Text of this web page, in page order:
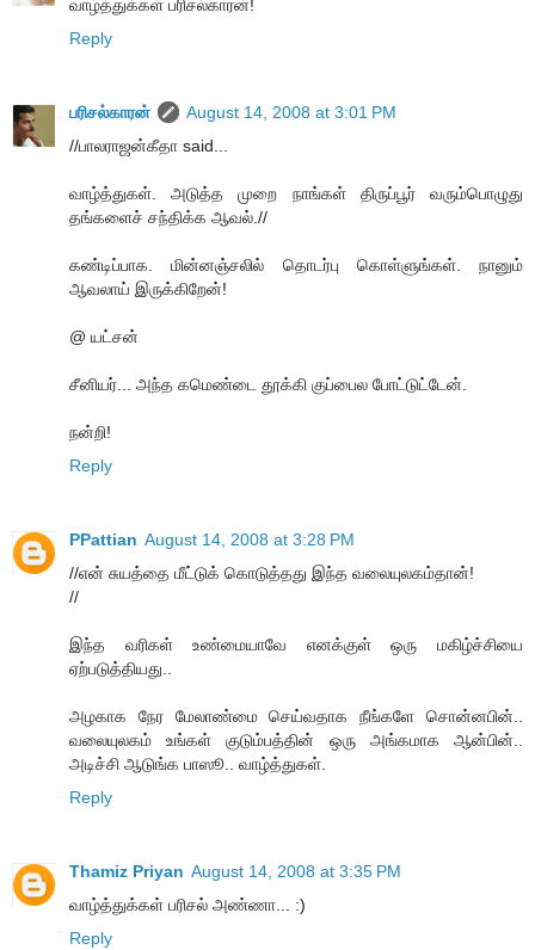
வாழ்த்துக்கள் பரிசல்காரன்!
Reply
பரிசல்காரன்
August 14, 2008 at 3:01 PM
//பாலராஜன்கீதா said...
வாழ்த்துகள். அடுத்த முறை நாங்கள் திருப்பூர் வரும்பொழுது
தங்களைச் சந்திக்க ஆவல்.//
கண்டிப்பாக. மின்னஞ்சலில் தொடர்பு கொள்ளுங்கள். நானும்
ஆவலாய் இருக்கிறேன்!
@ யட்சன்
சீனியர்... அந்த கமெண்டை தூக்கி குப்பைல போட்டுட்டேன்.
நன்றி!
Reply
PPattian August 14, 2008 at 3:28 PM
//என் சுயத்தை மீட்டுக் கொடுத்தது இந்த வலையுலகம்தான்!
//
இந்த வரிகள் உண்மையாவே எனக்குள் ஒரு மகிழ்ச்சியை
ஏற்படுத்தியது..
அழகாக நேர மேலாண்மை செய்வதாக நீங்களே சொன்னபின்..
வலையுலகம் உங்கள் குடும்பத்தின் ஒரு அங்கமாக ஆன்பின்..
அடிச்சி ஆடுங்க பாஸூ.. வாழ்த்துகள்.
Reply
Thamiz Priyan August 14, 2008 at 3:35 PM
வாழ்த்துக்கள் பரிசல் அண்ணா... :)
Reply